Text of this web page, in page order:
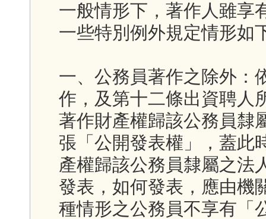
一般情形下，著作人雖享
一些特別例外規定情形如
一、公務員著作之除外：
作，及第十二條出資聘人
著作財產權歸該公務員隸
張「公開發表權」，蓋此
產權歸該公務員隸屬之法
發表，如何發表，應由機
種情形之公務員不享有「